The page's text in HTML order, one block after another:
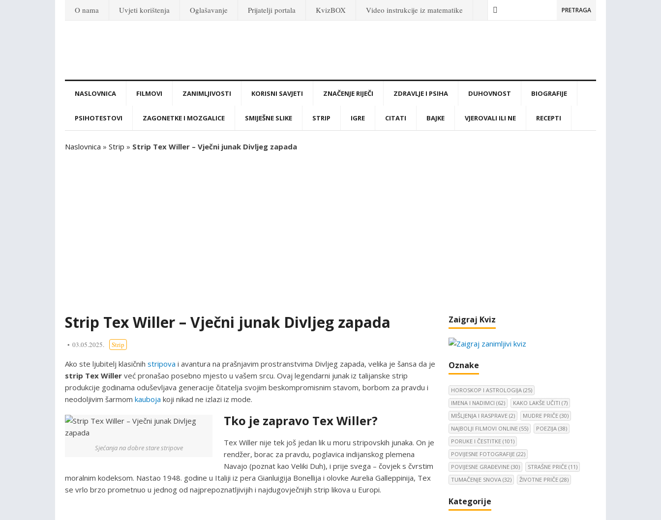
O nama Uvjeti korištenja Oglašavanje Prijatelji portala KvizBOX Video instrukcije iz matematike PRETRAGA
NASLOVNICA FILMOVI ZANIMLJIVOSTI KORISNI SAVJETI ZNAČENJE RIJEČI ZDRAVLJE I PSIHA DUHOVNOST BIOGRAFIJE
PSIHOTESTOVI ZAGONETKE I MOZGALICE SMIJEŠNE SLIKE STRIP IGRE CITATI BAJKE VJEROVALI ILI NE RECEPTI
Naslovnica » Strip » Strip Tex Willer – Vječni junak Divljeg zapada
Strip Tex Willer – Vječni junak Divljeg zapada
03.05.2025. Strip
Ako ste ljubitelj klasičnih stripova i avantura na prašnjavim prostranstvima Divljeg zapada, velika je šansa da je
strip Tex Willer već pronašao posebno mjesto u vašem srcu. Ovaj legendarni junak iz talijanske strip
produkcije godinama oduševljava generacije čitatelja svojim beskompromisnim stavom, borbom za pravdu i
neodoljivim šarmom kauboja koji nikad ne izlazi iz mode.
Sjećanja na dobre stare stripove
Tko je zapravo Tex Willer?
Tex Willer nije tek još jedan lik u moru stripovskih junaka. On je
rendžer, borac za pravdu, poglavica indijanskog plemena
Navajo (poznat kao Veliki Duh), i prije svega – čovjek s čvrstim
moralnim kodeksom. Nastao 1948. godine u Italiji iz pera Gianluigija Bonellija i olovke Aurelia Galleppinija, Tex
se vrlo brzo prometnuo u jednog od najprepoznatljivijih i najdugovječnijih strip likova u Europi.
Zaigraj Kviz
Oznake
HOROSKOP I ASTROLOGIJA (25)
IMENA I NADIMCI (62) KAKO LAKŠE UČITI (7)
MIŠLJENJA I RASPRAVE (2) MUDRE PRIČE (30)
NAJBOLJI FILMOVI ONLINE (55) POEZIJA (38)
PORUKE I ČESTITKE (101)
POVIJESNE FOTOGRAFIJE (22)
POVIJESNE GRAĐEVINE (30) STRAŠNE PRIČE (11)
TUMAČENJE SNOVA (32) ŽIVOTNE PRIČE (28)
Kategorije